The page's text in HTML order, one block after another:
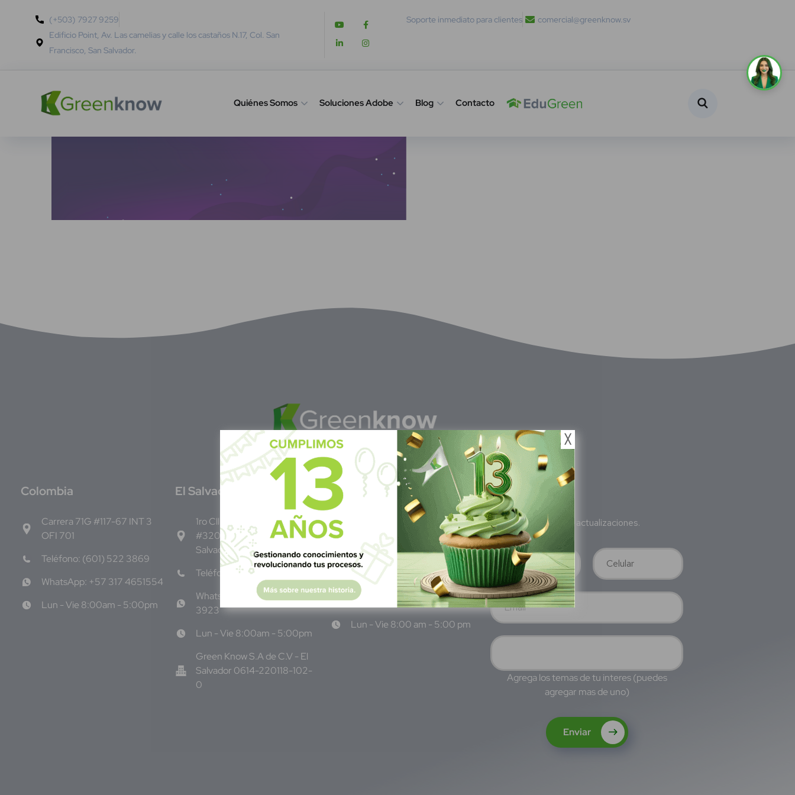
(+503) 7927 9259
Edificio Point, Av. Las camelias y calle los castaños N.17, Col. San
Francisco, San Salvador.
Soporte inmediato para clientes comercial@greenknow.sv
Quiénes Somos Soluciones Adobe Blog Contacto
Colombia
Carrera 71G #117-67 INT 3
OFI 701
Teléfono: (601) 522 3869
WhatsApp: +57 317 4651554
Lun - Vie 8:00am - 5:00pm
El Salvador
1ro Cll Pte, y 61 Av Nte,
#3206, Local 9, San
Salvador Centro
Teléfono: +503 6986 1402
WhatsApp: +503 7687
3923
Lun - Vie 8:00am - 5:00pm
Green Know S.A de C.V - El
Salvador 0614-220118-102-
0
México
Calle Pitágoras 234, Col.
Narvarte Poniente, Alcaldía
Benito Juárez, C.P. 03020,
CDMX
WhatsApp: +52 1 331 407
6342
Lun - Vie 8:00 am - 5:00 pm
Subscríbete
Suscríbete a nuestras actualizaciones.
Agrega los temas de tu interes (puedes
agregar mas de uno)
Enviar
╳